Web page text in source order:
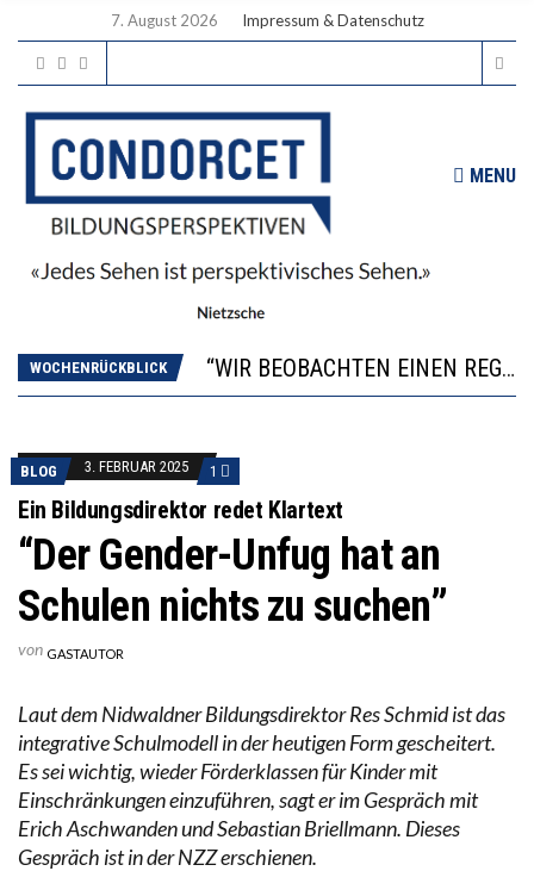
7. August 2026 Impressum & Datenschutz
MENU
WOCHENRÜCKBLICK
DIE VERSTÄRKTE HARMONISIERUNG IM SCHULWESEN VERRINGERT DAS INNOVATIONSPOTENZIAL
2’529 UNTERSCHRIFTEN FÜR «KEINE DIGITALEN GERÄTE IN DEN ERSTEN VIER PRIMARSCHULJAHREN» EINGEREICHT
BLOG 3. FEBRUAR 2025 1
Ein Bildungsdirektor redet Klartext
“Der Gender-Unfug hat an
Schulen nichts zu suchen”
von GASTAUTOR
Laut dem Nidwaldner Bildungsdirektor Res Schmid ist das
integrative Schulmodell in der heutigen Form gescheitert.
Es sei wichtig, wieder Förderklassen für Kinder mit
Einschränkungen einzuführen, sagt er im Gespräch mit
Erich Aschwanden und Sebastian Briellmann. Dieses
Gespräch ist in der NZZ erschienen.